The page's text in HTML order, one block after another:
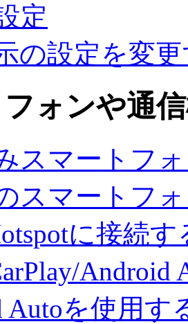
定
の設定を変
ォンや通
スマートフ
スマートフ
に接続す
Autoを使用す